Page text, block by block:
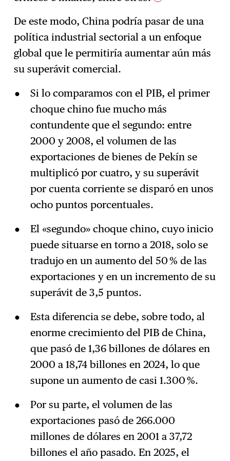
De este modo, China podría pasar de una
política industrial sectorial a un enfoque
global que le permitiría aumentar aún más
su superávit comercial.
Si lo comparamos con el PIB, el primer
choque chino fue mucho más
contundente que el segundo: entre
2000 y 2008, el volumen de las
exportaciones de bienes de Pekín se
multiplicó por cuatro, y su superávit
por cuenta corriente se disparó en unos
ocho puntos porcentuales.
El «segundo» choque chino, cuyo inicio
puede situarse en torno a 2018, solo se
tradujo en un aumento del 50 % de las
exportaciones y en un incremento de su
superávit de 3,5 puntos.
Esta diferencia se debe, sobre todo, al
enorme crecimiento del PIB de China,
que pasó de 1,36 billones de dólares en
2000 a 18,74 billones en 2024, lo que
supone un aumento de casi 1.300 %.
Por su parte, el volumen de las
exportaciones pasó de 266.000
millones de dólares en 2001 a 37,72
billones el año pasado. En 2025, el